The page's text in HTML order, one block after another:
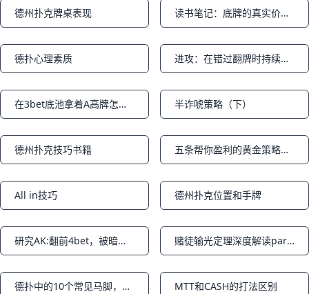
Notifications
德州扑克牌桌表现 Notifications 读书笔记：底牌的真实价值与翻牌后的打法
Notifications
德扑心理素质 Notifications 进攻：在错过翻牌时持续下注及下注尺度（part3）
Notifications 在3bet底池拿着A高牌怎么打 Notifications
半诈唬策略（下）
Notifications
德州扑克技巧书籍 Notifications 五条帮你盈利的黄金策略之下篇
Notifications
All in技巧 Notifications
德州扑克位置和手牌
Notifications 研究AK:翻前4bet，被暗三条淘汰出局（上篇） Notifications 赌徒输光定理深度解读part2
德扑中的10个常见马脚，你遇过几个？ MTT和CASH的打法区别